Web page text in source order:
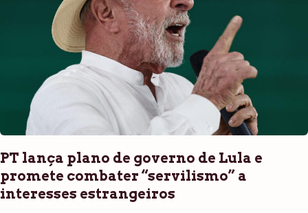
PT lança plano de governo de Lula e
promete combater “servilismo” a
interesses estrangeiros